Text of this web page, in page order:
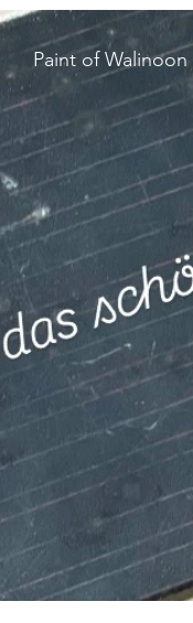
Paint of Walinoon